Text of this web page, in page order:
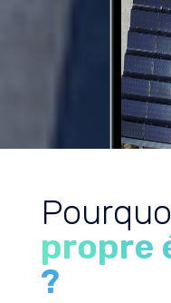
propre
?